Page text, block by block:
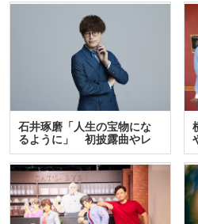
石井琢磨「人生の宝物にな
るように」 初披露曲やレ
ア…